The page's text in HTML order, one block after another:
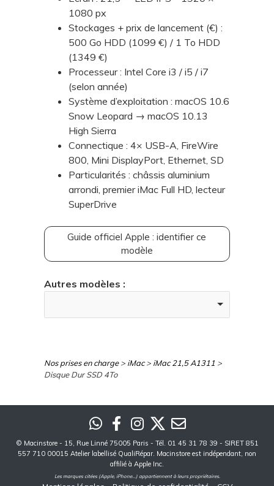
1080 px
Stockages + prix de lancement (€) :
500 Go HDD (1099 €) / 1 To HDD
(1349 €)
Processeur : Intel Core i3 / i5 / i7
(selon année)
Système d’exploitation : macOS 10.6
Snow Leopard → macOS 10.13
High Sierra
Connectique : 4× USB-A, FireWire
800, Mini DisplayPort, Ethernet, SD
Particularités : châssis aluminium
arrondi, premier iMac Full HD, lecteur
SuperDrive
Guide officiel Apple : identifier ce
modèle
Autres modèles :
Nos prises en charge> iMac> iMac 21,5 A1311 >
Disque Dur SSD 4To
© Macinstore - 15, Rue Linné 75005 Paris - Tél. 01 45 31 78 39 - SIRET 851
557 710 00015 Atelier labellisé QualiRépar. Macinstore est indépendant, non
affilié à Apple Inc.
Les marques citées (Apple, iPhone...) appartiennent à leurs propriétaires.